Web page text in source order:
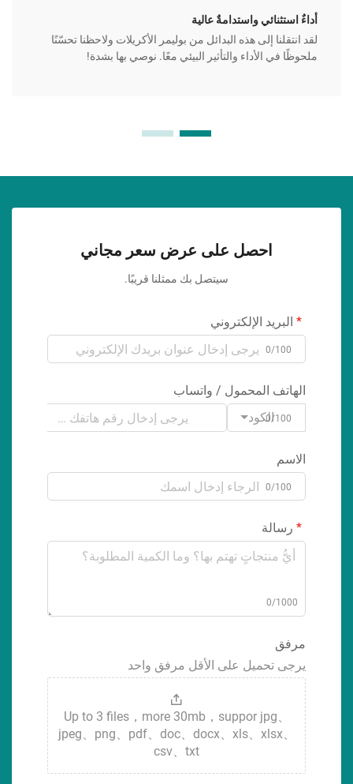
أداءٌ استثنائي واستدامةٌ عالية
لقد انتقلنا إلى هذه البدائل من بوليمر الأكريلات ولاحظنا تحسّنًا
ملحوظًا في الأداء والتأثير البيئي معًا. نوصي بها بشدة!
احصل على عرض سعر مجاني
سيتصل بك ممثلنا قريبًا.
البريد الإلكتروني
0/100
الهاتف المحمول / واتساب
الكود0/100
الاسم
0/100
رسالة
0/1000
مرفق
يرجى تحميل على الأقل مرفق واحد
Up to 3 files，more 30mb，suppor jpg、
jpeg、png、pdf、doc、docx、xls、xlsx、
csv、txt